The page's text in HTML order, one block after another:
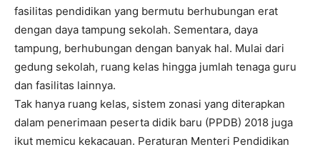
fasilitas pendidikan yang bermutu berhubungan erat
dengan daya tampung sekolah. Sementara, daya
tampung, berhubungan dengan banyak hal. Mulai dari
gedung sekolah, ruang kelas hingga jumlah tenaga guru
dan fasilitas lainnya.
Tak hanya ruang kelas, sistem zonasi yang diterapkan
dalam penerimaan peserta didik baru (PPDB) 2018 juga
ikut memicu kekacauan. Peraturan Menteri Pendidikan